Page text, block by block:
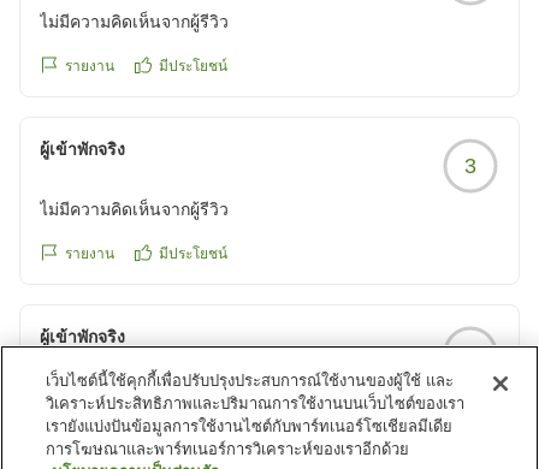
クチコミの詳細はこちらから
https://review.travel.rakuten.co.jp/hotel/voice/168800?
reviewId=33123478341670
ไม่มีความคิดเห็นจากผู้รีวิว
รายงาน มีประโยชน์
ผู้เข้าพักจริง
3
ไม่มีความคิดเห็นจากผู้รีวิว
รายงาน มีประโยชน์
ผู้เข้าพักจริง
4
ไม่มีความคิดเห็นจากผู้รีวิว
รายงาน มีประโยชน์
เว็บไซต์นี้ใช้คุกกี้เพื่อปรับปรุงประสบการณ์ใช้งานของผู้ใช้ และ
วิเคราะห์ประสิทธิภาพและปริมาณการใช้งานบนเว็บไซต์ของเรา
เรายังแบ่งปันข้อมูลการใช้งานไซต์กับพาร์ทเนอร์โซเชียลมีเดีย
การโฆษณาและพาร์ทเนอร์การวิเคราะห์ของเราอีกด้วย